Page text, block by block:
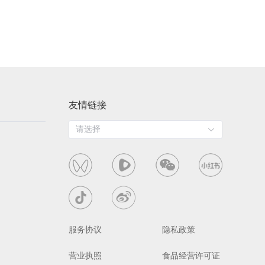
友情链接
请选择
服务协议 隐私政策
营业执照 食品经营许可证